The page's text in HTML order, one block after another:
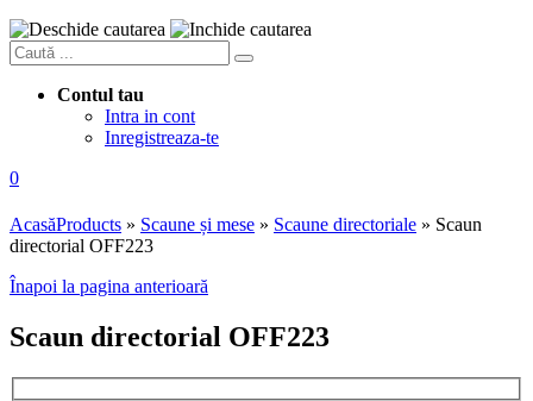
Contul tau
Intra in cont
Inregistreaza-te
0
AcasăProducts » Scaune și mese » Scaune directoriale » Scaun
directorial OFF223
Înapoi la pagina anterioară
Scaun directorial OFF223